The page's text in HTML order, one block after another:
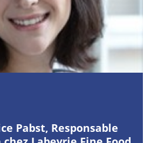
Pabst, Responsable